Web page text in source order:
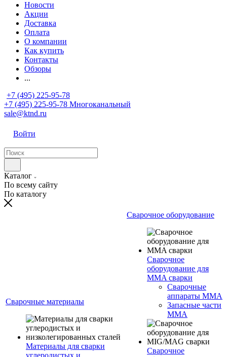
Новости
Акции
Доставка
Оплата
О компании
Как купить
Контакты
Обзоры
...
+7 (495) 225-95-78
+7 (495) 225-95-78 Многоканальный
sale@ktnd.ru
Войти
Каталог
По всему сайту
По каталогу
Сварочные материалы
Материалы для сварки
углеродистых и
Сварочное оборудование
Сварочное
оборудование для
MMA сварки
Сварочные
аппараты MMA
Запасные части
MMA
Сварочное